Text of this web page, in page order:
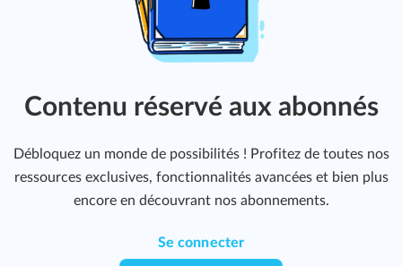
Contenu réservé aux abonnés
Débloquez un monde de possibilités ! Profitez de toutes nos
ressources exclusives, fonctionnalités avancées et bien plus
encore en découvrant nos abonnements.
Se connecter